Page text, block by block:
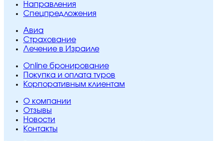
Направления
Спецпредложения
Авиа
Страхование
Лечение в Израиле
Online бронирование
Покупка и оплата туров
Корпоративным клиентам
O компании
Отзывы
Новости
Контакты